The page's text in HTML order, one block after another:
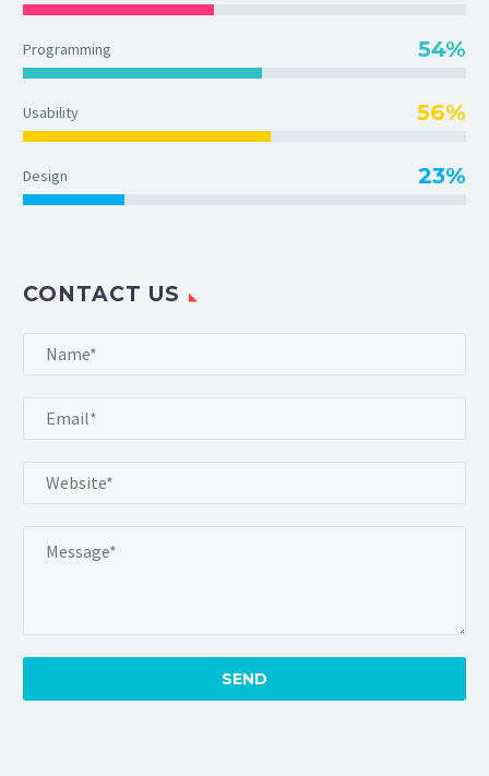
Programming 54%
Usability 56%
Design 23%
CONTACT US